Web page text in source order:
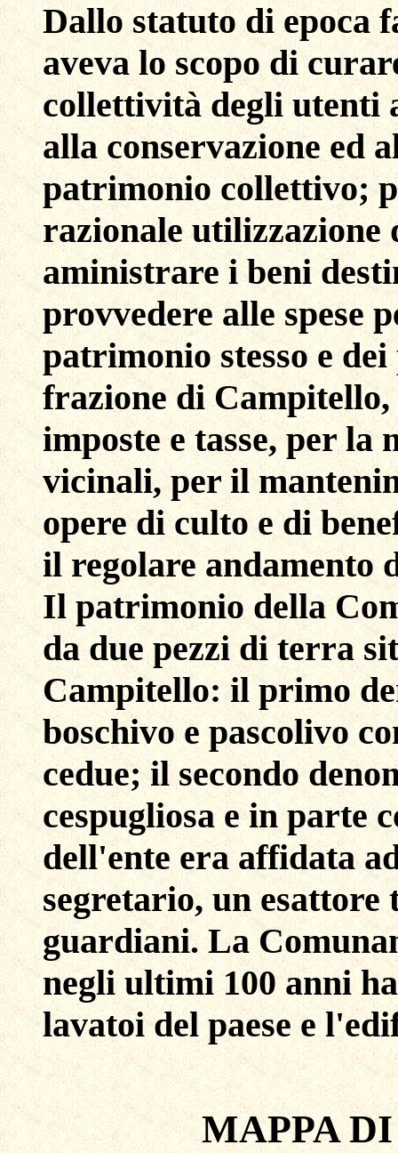
Dallo statuto di epoca
aveva lo scopo di
collettività degli utenti
alla conservazione ed
patrimonio collettivo;
razionale utilizzazione
aministrare i beni
provvedere alle spese
patrimonio stesso e
frazione di
imposte e tasse, per la
vicinali, per il
opere di culto e di
il regolare andamento
Il patrimonio della
da due pezzi di terra
Campitello: il primo
boschivo e pascolivo
cedue; il secondo
cespugliosa e in parte
dell'ente era affidata
segretario, un esattore
guardiani. La
negli ultimi 100 anni
lavatoi del paese e
MAPPA